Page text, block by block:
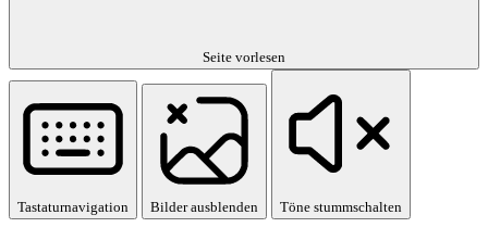
Seite vorlesen
Tastaturnavigation Bilder ausblenden Töne stummschalten